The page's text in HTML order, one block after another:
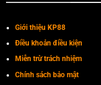
Giới thiệu KP88
Điều khoản điều kiện
Miễn trừ trách nhiệm
Chính sách bảo mật